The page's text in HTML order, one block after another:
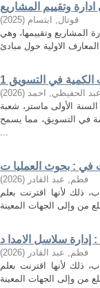
وتقييم المشاريع
قوتال, ابتسام (
2025
)
المشاريع وتقييمها، وهي
في التسويق 1
عبد الحفيظي, احمد (
2026
)
الكمية التسويق 1، الموجهة لطلبة السنة الأولى ماستر، شعبة
في التسويق، مما يسمح
...
في : بحوث العمليا ت
فطم, عبد القادر (
2026
)
ذلك لأنها اقترنت بعلم
سلاسل الامدا د
فطم, عبد القادر (
2026
)
ذلك لأنها اقترنت بعلم